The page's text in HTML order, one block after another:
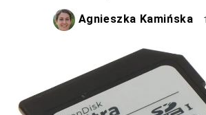
Agnieszka Kamińska